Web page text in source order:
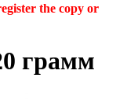
the copy or
грамм